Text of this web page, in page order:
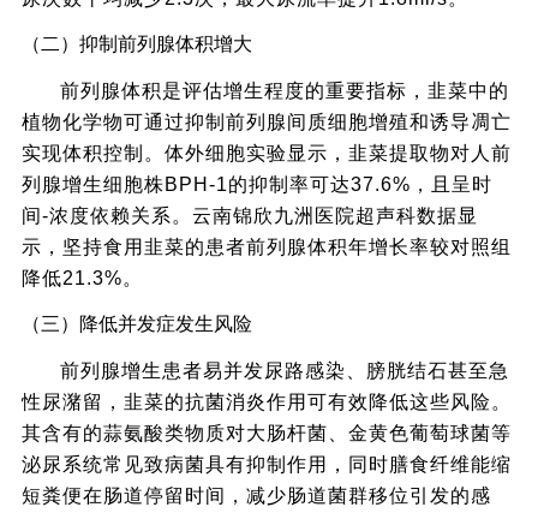
（二）抑制前列腺体积增大
前列腺体积是评估增生程度的重要指标，韭菜中的
植物化学物可通过抑制前列腺间质细胞增殖和诱导凋亡
实现体积控制。体外细胞实验显示，韭菜提取物对人前
列腺增生细胞株BPH-1的抑制率可达37.6%，且呈时
间-浓度依赖关系。云南锦欣九洲医院超声科数据显
示，坚持食用韭菜的患者前列腺体积年增长率较对照组
降低21.3%。
（三）降低并发症发生风险
前列腺增生患者易并发尿路感染、膀胱结石甚至急
性尿潴留，韭菜的抗菌消炎作用可有效降低这些风险。
其含有的蒜氨酸类物质对大肠杆菌、金黄色葡萄球菌等
泌尿系统常见致病菌具有抑制作用，同时膳食纤维能缩
短粪便在肠道停留时间，减少肠道菌群移位引发的感